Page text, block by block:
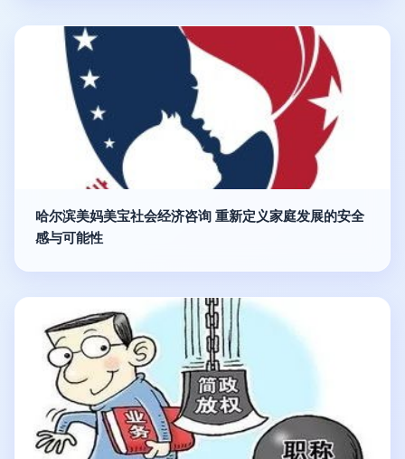
哈尔滨美妈美宝社会经济咨询 重新定义家庭发展的安全
感与可能性